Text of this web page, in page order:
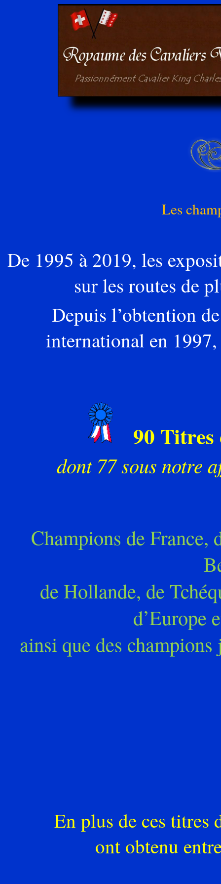
Les
De 1995 à 2019, les
sur les routes de
Depuis l’obtention
international en
90 Titres
dont 77 sous notre
Champions de France,
de Hollande, de
d’Europe
ainsi que des
En plus de ces titres
ont obtenu